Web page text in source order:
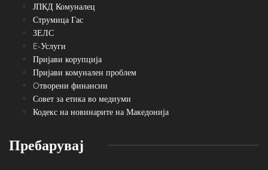
ЈПКД Комуналец
Струмица Гас
ЗЕЛС
E-Услуги
Пријави корупција
Пријави комунален проблем
Oтворени финансии
Совет за етика во медиуми
Кодекс на новинарите на Македонија
Пребарувај